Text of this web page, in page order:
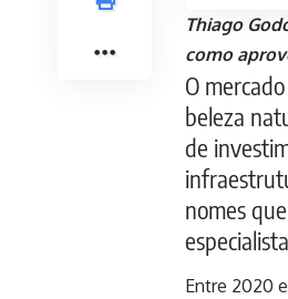
Thiago
como
O
beleza
de
nomes
Entre 2020